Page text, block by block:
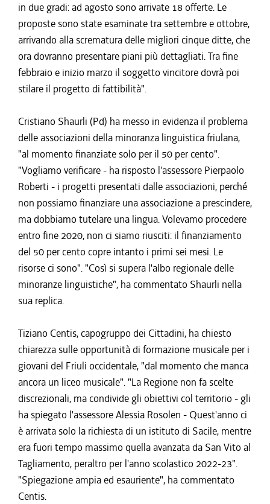
in due gradi: ad agosto sono arrivate 18 offerte. Le
proposte sono state esaminate tra settembre e ottobre,
arrivando alla scrematura delle migliori cinque ditte, che
ora dovranno presentare piani più dettagliati. Tra fine
febbraio e inizio marzo il soggetto vincitore dovrà poi
stilare il progetto di fattibilità".
Cristiano Shaurli (Pd) ha messo in evidenza il problema
delle associazioni della minoranza linguistica friulana,
"al momento finanziate solo per il 50 per cento".
"Vogliamo verificare - ha risposto l'assessore Pierpaolo
Roberti - i progetti presentati dalle associazioni, perché
non possiamo finanziare una associazione a prescindere,
ma dobbiamo tutelare una lingua. Volevamo procedere
entro fine 2020, non ci siamo riusciti: il finanziamento
del 50 per cento copre intanto i primi sei mesi. Le
risorse ci sono". "Così si supera l'albo regionale delle
minoranze linguistiche", ha commentato Shaurli nella
sua replica.
Tiziano Centis, capogruppo dei Cittadini, ha chiesto
chiarezza sulle opportunità di formazione musicale per i
giovani del Friuli occidentale, "dal momento che manca
ancora un liceo musicale". "La Regione non fa scelte
discrezionali, ma condivide gli obiettivi col territorio - gli
ha spiegato l'assessore Alessia Rosolen - Quest'anno ci
è arrivata solo la richiesta di un istituto di Sacile, mentre
era fuori tempo massimo quella avanzata da San Vito al
Tagliamento, peraltro per l'anno scolastico 2022-23".
"Spiegazione ampia ed esauriente", ha commentato
Centis.